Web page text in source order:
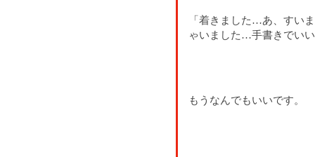
「着きました…あ、すい
ゃいました…手書きでい
もうなんでもいいです。